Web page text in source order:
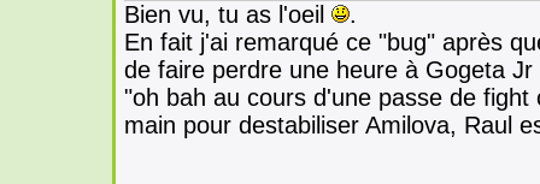
Bien vu, tu as l'oeil
.
En fait j'ai remarqué ce "bug" après
de faire perdre une heure à Gogeta
"oh bah au cours d'une passe de
main pour destabiliser Amilova, Raul